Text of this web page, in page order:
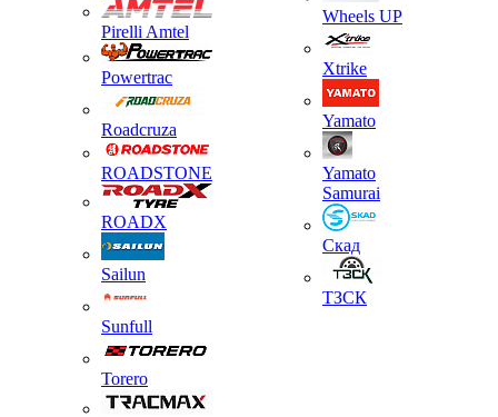
Pirelli Amtel
Powertrac
Roadcruza
ROADSTONE
ROADX
Sailun
Sunfull
Torero
Wheels UP
Xtrike
Yamato
Yamato
Samurai
Скад
ТЗСК